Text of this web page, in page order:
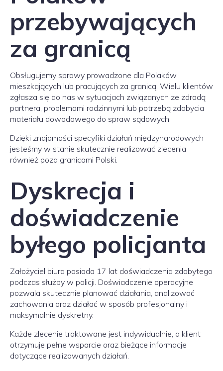
przebywających
za granicą
Obsługujemy sprawy prowadzone dla Polaków
mieszkających lub pracujących za granicą. Wielu klientów
zgłasza się do nas w sytuacjach związanych ze zdradą
partnera, problemami rodzinnymi lub potrzebą zdobycia
materiału dowodowego do spraw sądowych.
Dzięki znajomości specyfiki działań międzynarodowych
jesteśmy w stanie skutecznie realizować zlecenia
również poza granicami Polski.
Dyskrecja i
doświadczenie
byłego policjanta
Założyciel biura posiada 17 lat doświadczenia zdobytego
podczas służby w policji. Doświadczenie operacyjne
pozwala skutecznie planować działania, analizować
zachowania oraz działać w sposób profesjonalny i
maksymalnie dyskretny.
Każde zlecenie traktowane jest indywidualnie, a klient
otrzymuje pełne wsparcie oraz bieżące informacje
dotyczące realizowanych działań.